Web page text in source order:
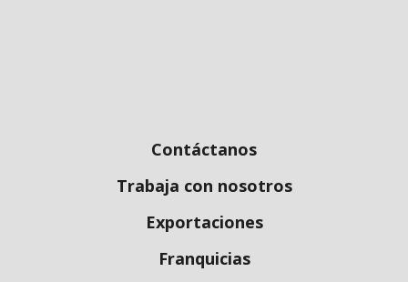
Contáctanos
Trabaja con nosotros
Exportaciones
Franquicias